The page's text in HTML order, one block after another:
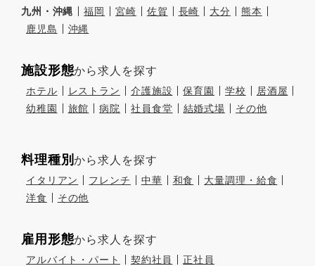
九州・沖縄
福岡 宮崎 佐賀 長崎 大分
熊本
鹿児島
沖縄
施設形態から求人を探す
ホテル レストラン 介護施設 保育園 学校
居酒屋
幼稚園
旅館 病院 社員食堂 結婚式場 その他
料理種別から求人を探す
イタリアン フレンチ 中華 和食
大量調理・給食
洋食
その他
雇用形態から求人を探す
アルバイト・パート 契約社員 正社員